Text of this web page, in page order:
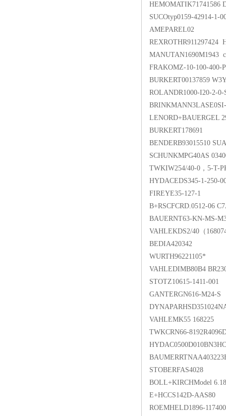
HEMOMATIK71741586
SUCOtyp0159-42914-1-
AMEPAREL02
REXROTHR911297424
MANUTAN1690M1943
FRAKOMZ-10-100-400-
BURKERT00137859
ROLANDR1000-I20-2-0-
LENORD+BAUERGEL
BURKERT178691
BENDERB93015510
SCHUNKMPG40AS
TWKIW254/40-0，5-T-
HYDACEDS345-1-250-
FIREYE35-127-1
B+RSCFCRD.0512-06
BAUERNT63-KN-MS-
VAHLEKDS2/40（
BEDIA420342
WURTH96221105*
VAHLEDIMB80B4
STOTZ10615-1411-001
GANTERGN616-M24-S
VAHLEMK55 168225
TWKCRN66-
HYDAC0500D010BN3HC
STOBERFAS4028
BOLL+KIRCHModel
E+HCCS142D-AAS80
ROEMHELD1896-